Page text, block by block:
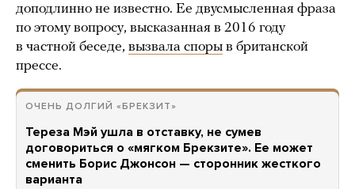
доподлинно не известно. Ее двусмысленная фраза
по этому вопросу, высказанная в 2016 году
в частной беседе, вызвала споры в британской
прессе.
ОЧЕНЬ ДОЛГИЙ «БРЕКЗИТ»
Тереза Мэй ушла в отставку, не сумев
договориться о «мягком Брекзите». Ее может
сменить Борис Джонсон — сторонник жесткого
варианта